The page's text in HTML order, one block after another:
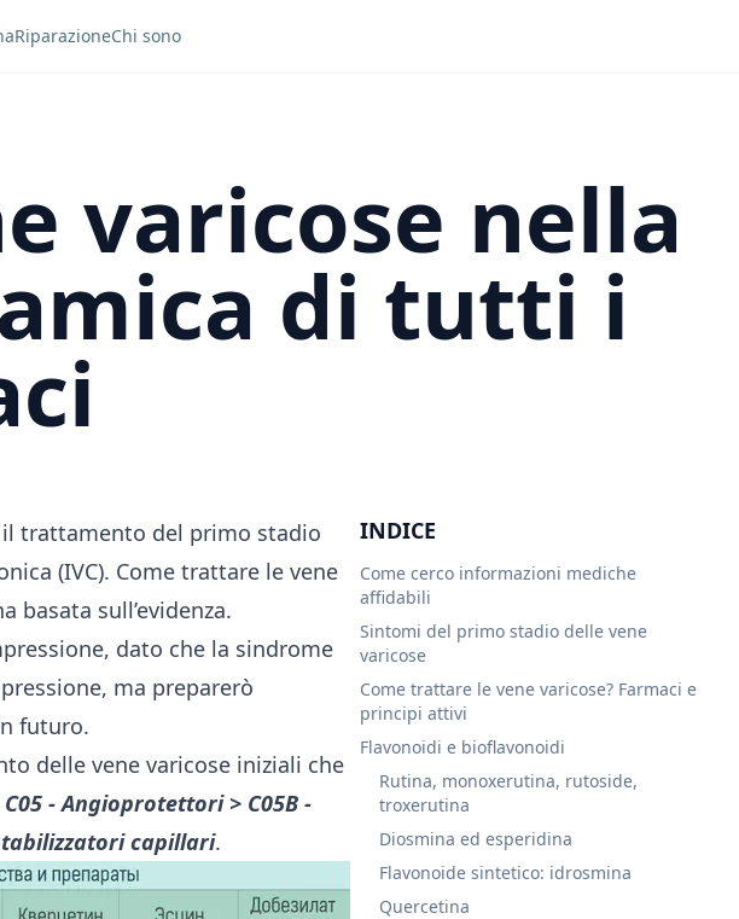
RiparazioneChi sono
varicose nella
di tutti i
trattamento del primo stadio
(IVC). Come trattare le vene
basata sull’evidenza.
dato che la sindrome
ma preparerò
futuro.
delle vene varicose iniziali che
C05 - Angioprotettori > C05B -
capillari.
INDICE
Come cerco informazioni mediche
affidabili
Sintomi del primo stadio delle vene
varicose
Come trattare le vene varicose? Farmaci e
principi attivi
Flavonoidi e bioflavonoidi
Rutina, monoxerutina, rutoside,
troxerutina
Diosmina ed esperidina
Flavonoide sintetico: idrosmina
Quercetina